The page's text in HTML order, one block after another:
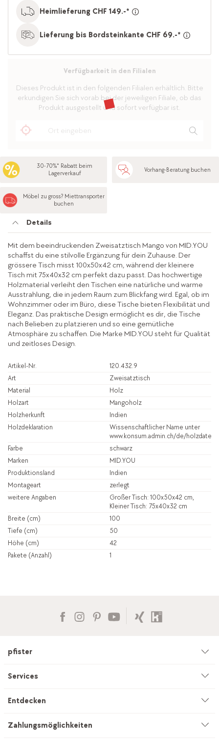
Heimlieferung CHF 149.-*
Lieferung bis Bordsteinkante CHF 69.-*
Verfügbarkeit in den Filialen
Dieses Produkt ist in den folgenden Filialen erhältlich. Bitte
erkundigen Sie sich vorab bei der jeweiligen Filiale, ob das
Produkt ausgestellt und sofort verfügbar ist.
30-70%* Rabatt beim
Lagerverkauf
Vorhang-Beratung buchen
Möbel zu gross? Miettransporter
buchen
Details
Mit dem beeindruckenden Zweisatztisch Mango von MID.YOU
schaffst du eine stilvolle Ergänzung für dein Zuhause. Der
grössere Tisch misst 100x50x42 cm, während der kleinere
Tisch mit 75x40x32 cm perfekt dazu passt. Das hochwertige
Holzmaterial verleiht den Tischen eine natürliche und warme
Ausstrahlung, die in jedem Raum zum Blickfang wird. Egal, ob im
Wohnzimmer oder im Büro, diese Tische bieten Flexibilität und
Eleganz. Das praktische Design ermöglicht es dir, die Tische
nach Belieben zu platzieren und so eine gemütliche
Atmosphäre zu schaffen. Die Marke MID.YOU steht für Qualität
und zeitloses Design.
Artikel-Nr.
120.432.9
Art
Zweisatztisch
Material
Holz
Holzart
Mangoholz
Holzherkunft
Indien
Holzdeklaration
Wissenschaftlicher Name unter
www.konsum.admin.ch/de/
Farbe
schwarz
Marken
MID.YOU
Produktionsland
Indien
Montageart
zerlegt
weitere Angaben
Großer Tisch: 100x50x42 cm,
Kleiner Tisch: 75x40x32 cm
Breite (cm)
100
Tiefe (cm)
50
Höhe (cm)
42
Pakete (Anzahl)
1
pfister
Unternehmen
Services
Beratung
Entdecken
Küchenstudio
Zahlungsmöglichkeiten